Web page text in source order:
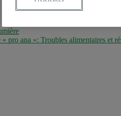
pro ana »: Troubles alimentaires et